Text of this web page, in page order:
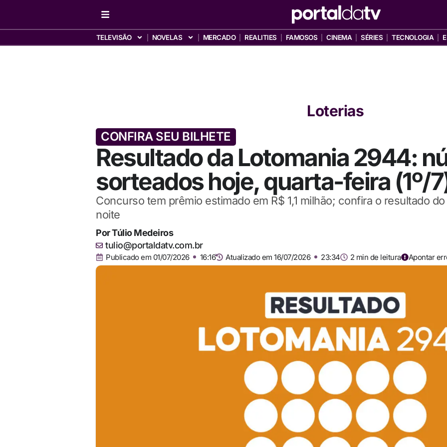
TELEVISÃO NOVELAS MERCADO REALITIES FAMOSOS CINEMA SÉRIES TECNOLOGIA
Loterias
CONFIRA SEU BILHETE
Resultado da Lotomania 2944:
sorteados hoje, quarta-feira (1º/
Concurso tem prêmio estimado em R$ 1,1 milhão; confira o resultado
noite
PorTúlio Medeiros
tulio@portaldatv.com.br
Publicado em 01/07/2026 16:16 Atualizado em 16/07/2026 23:34 2 min de leitura Apontar